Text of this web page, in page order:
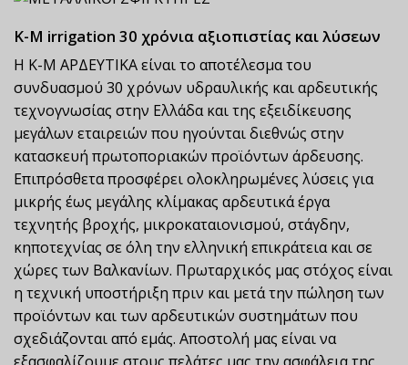
K-M irrigation 30 χρόνια αξιοπιστίας και λύσεων
Η Κ-Μ ΑΡΔΕΥΤΙΚΑ είναι το αποτέλεσμα του
συνδυασμού 30 χρόνων υδραυλικής και αρδευτικής
τεχνογνωσίας στην Ελλάδα και της εξειδίκευσης
μεγάλων εταιρειών που ηγούνται διεθνώς στην
κατασκευή πρωτοποριακών προϊόντων άρδευσης.
Επιπρόσθετα προσφέρει ολοκληρωμένες λύσεις για
μικρής έως μεγάλης κλίμακας αρδευτικά έργα
τεχνητής βροχής, μικροκαταιονισμού, στάγδην,
κηποτεχνίας σε όλη την ελληνική επικράτεια και σε
χώρες των Βαλκανίων. Πρωταρχικός μας στόχος είναι
η τεχνική υποστήριξη πριν και μετά την πώληση των
προϊόντων και των αρδευτικών συστημάτων που
σχεδιάζονται από εμάς. Αποστολή μας είναι να